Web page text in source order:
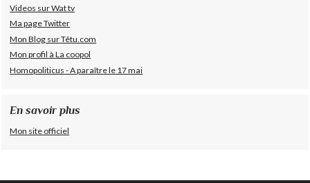
Videos sur Wat tv
Ma page Twitter
Mon Blog sur Têtu.com
Mon profil à La coopol
Homopoliticus - A paraître le 17 mai
En savoir plus
Mon site officiel